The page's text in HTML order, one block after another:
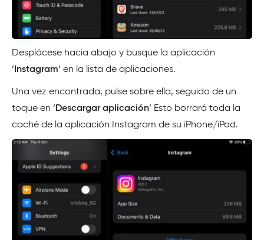
Desplácese hacia abajo y busque la aplicación
‘ Instagram‘ en la lista de aplicaciones.
Una vez encontrada, pulse sobre ella, seguido de un
toque en ‘ Descargar aplicación‘ Esto borrará toda la
caché de la aplicación Instagram de su iPhone/iPad.